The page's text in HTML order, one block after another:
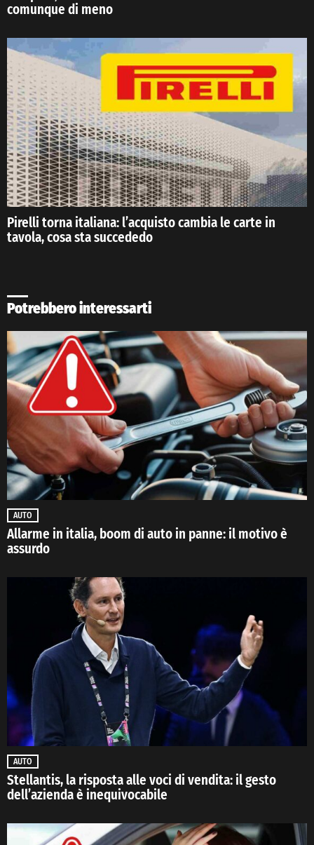
comunque di meno
Pirelli torna italiana: l’acquisto cambia le carte in
tavola, cosa sta succededo
Potrebbero interessarti
AUTO
Allarme in italia, boom di auto in panne: il motivo è
assurdo
AUTO
Stellantis, la risposta alle voci di vendita: il gesto
dell’azienda è inequivocabile